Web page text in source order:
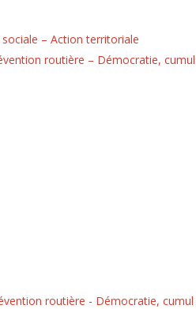
– Action territoriale
routière – Démocratie,
routière - Démocratie,